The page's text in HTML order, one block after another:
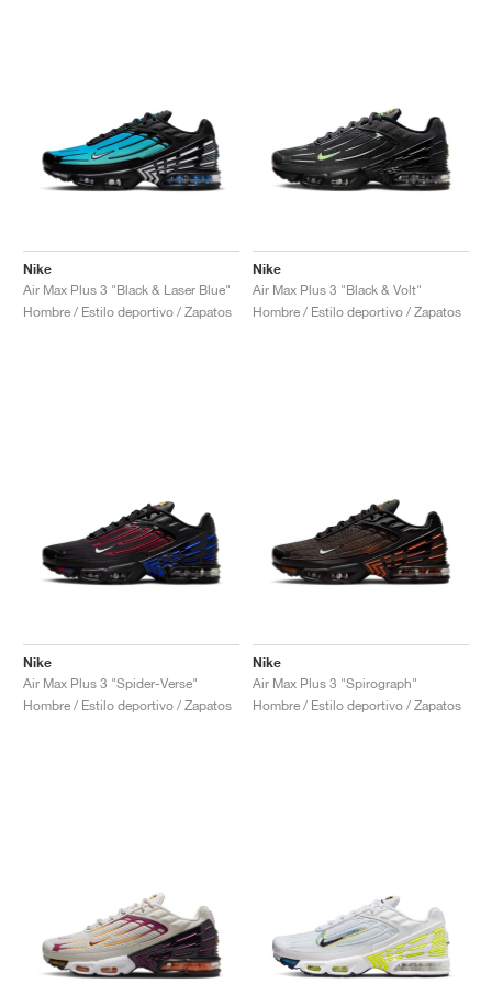
Nike
Air Max Plus 3 "Black & Laser Blue"
Hombre / Estilo deportivo / Zapatos
Nike
Air Max Plus 3 "Black & Volt"
Hombre / Estilo deportivo / Zapatos
Nike
Air Max Plus 3 "Spider-Verse"
Hombre / Estilo deportivo / Zapatos
Nike
Air Max Plus 3 "Spirograph"
Hombre / Estilo deportivo / Zapatos